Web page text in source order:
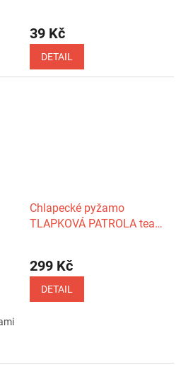
39 Kč
DETAIL
Chlapecké pyžamo
TLAPKOVÁ PATROLA team
299 Kč
DETAIL